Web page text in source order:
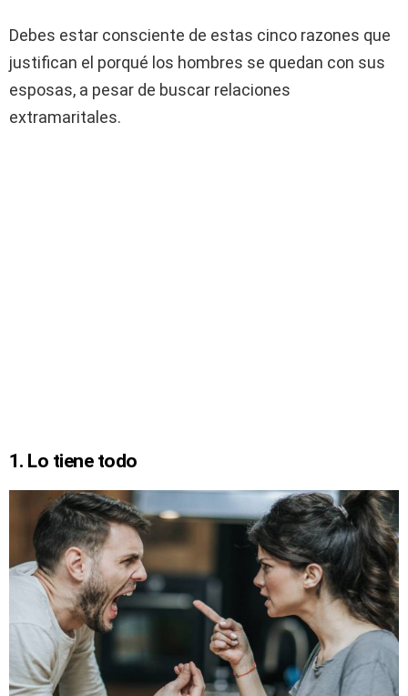
Debes estar consciente de estas cinco razones que
justifican el porqué los hombres se quedan con sus
esposas, a pesar de buscar relaciones
extramaritales.
1. Lo tiene todo